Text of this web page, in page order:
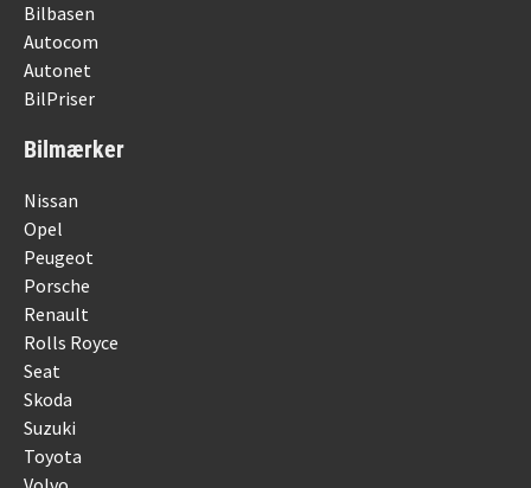
Bilbasen
Autocom
Autonet
BilPriser
Bilmærker
Nissan
Opel
Peugeot
Porsche
Renault
Rolls Royce
Seat
Skoda
Suzuki
Toyota